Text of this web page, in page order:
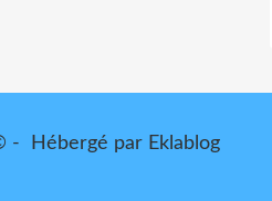
- Hébergé par Eklablog